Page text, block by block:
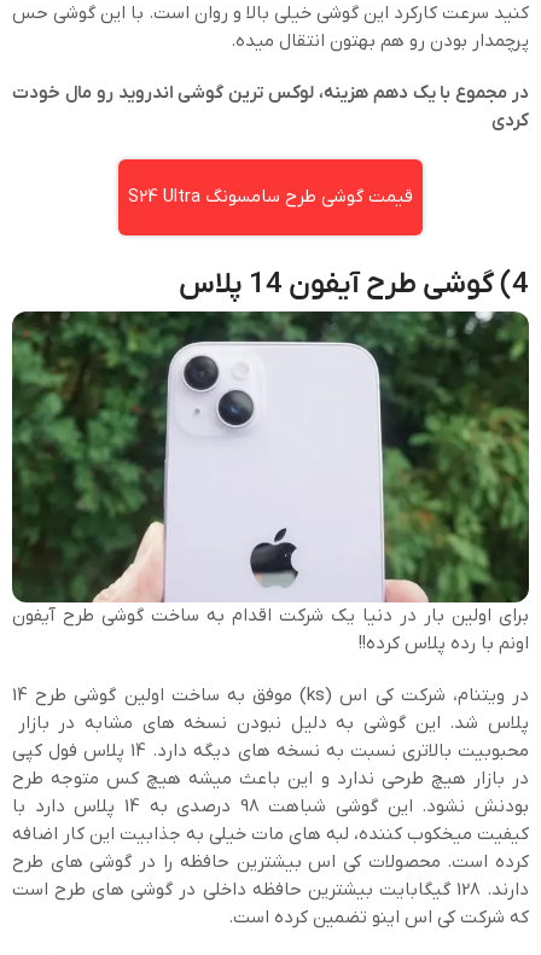
کنید سرعت کارکرد این گوشی خیلی بالا و روان است. با این گوشی حس
پرچمدار بودن رو هم بهتون انتقال میده.
در مجموع با یک دهم هزینه، لوکس ترین گوشی اندروید رو مال خودت
کردی
قیمت گوشی طرح سامسونگ S24 Ultra
4) گوشی طرح آیفون 14 پلاس
برای اولین بار در دنیا یک شرکت اقدام به ساخت گوشی طرح آیفون
اونم با رده پلاس کرده!!
در ویتنام، شرکت کی اس (ks) موفق به ساخت اولین گوشی طرح 14
پلاس شد. این گوشی به دلیل نبودن نسخه های مشابه در بازار
محبوبیت بالاتری نسبت به نسخه های دیگه دارد. 14 پلاس فول کپی
در بازار هیچ طرحی ندارد و این باعث میشه هیچ کس متوجه طرح
بودنش نشود. این گوشی شباهت 98 درصدی به 14 پلاس دارد با
کیفیت میخکوب کننده، لبه های مات خیلی به جذابیت این کار اضافه
کرده است. محصولات کی اس بیشترین حافظه را در گوشی های طرح
دارند. 128 گیگابایت بیشترین حافظه داخلی در گوشی های طرح است
که شرکت کی اس اینو تضمین کرده است.